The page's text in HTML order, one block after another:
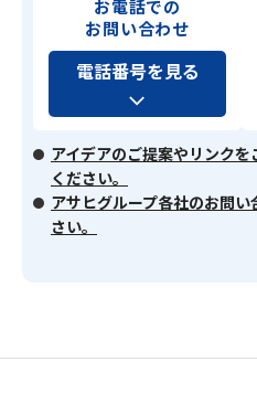
お電話での
お問い合わせ
電話番号を見る
アイデアのご提案やリンク
ください。
アサヒグループ各社のお問
さい。